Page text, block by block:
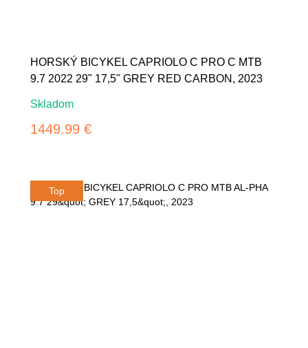
HORSKÝ BICYKEL CAPRIOLO C PRO C MTB
9.7 2022 29" 17,5" GREY RED CARBON, 2023
Skladom
1449.99 €